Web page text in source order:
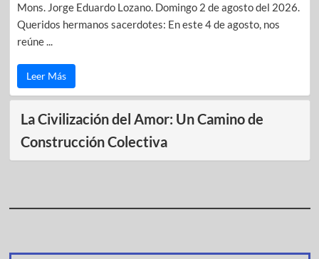
Mons. Jorge Eduardo Lozano. Domingo 2 de agosto del 2026.
Queridos hermanos sacerdotes: En este 4 de agosto, nos
reúne ...
Leer Más
La Civilización del Amor: Un Camino de
Construcción Colectiva